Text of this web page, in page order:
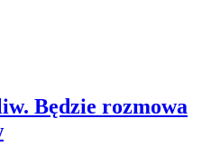
Będzie rozmowa